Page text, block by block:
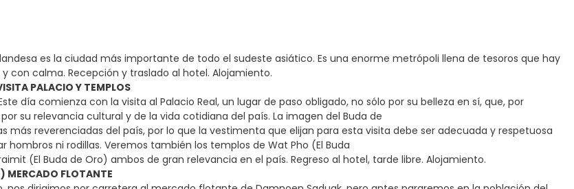
es la ciudad más importante de todo el sudeste asiático. Es una enorme metrópoli llena de tesoros que hay
con calma. Recepción y traslado al hotel. Alojamiento.
PALACIO Y TEMPLOS
día comienza con la visita al Palacio Real, un lugar de paso obligado, no sólo por su belleza en sí, que, por
su relevancia cultural y de la vida cotidiana del país. La imagen del Buda de
más reverenciadas del país, por lo que la vestimenta que elijan para esta visita debe ser adecuada y respetuosa
hombros ni rodillas. Veremos también los templos de Wat Pho (El Buda
(El Buda de Oro) ambos de gran relevancia en el país. Regreso al hotel, tarde libre. Alojamiento.
FLOTANTE